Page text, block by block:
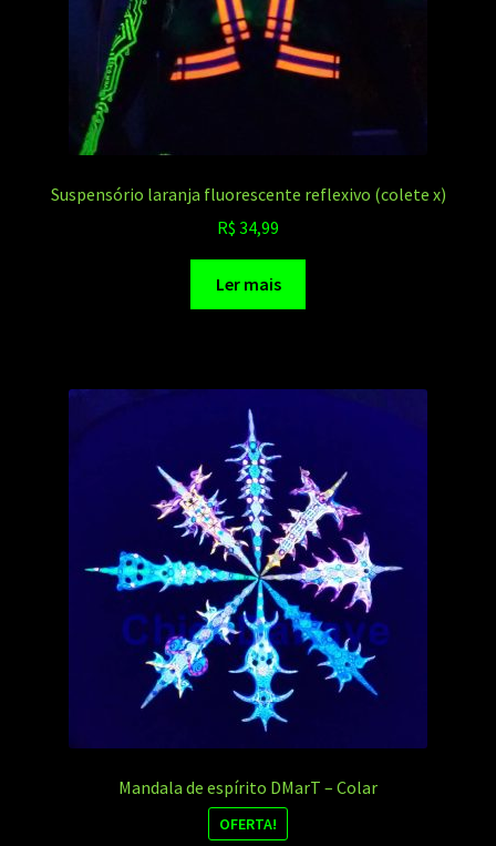
Suspensório laranja fluorescente reflexivo (colete x)
R$ 34,99
Ler mais
Mandala de espírito DMarT – Colar
OFERTA!